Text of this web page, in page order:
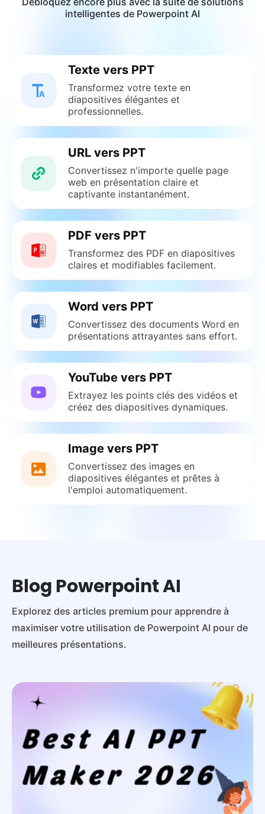
intelligentes de Powerpoint AI
Texte vers PPT
Transformez votre texte en
diapositives élégantes et
professionnelles.
URL vers PPT
Convertissez n'importe quelle page
web en présentation claire et
captivante instantanément.
PDF vers PPT
Transformez des PDF en diapositives
claires et modifiables facilement.
Word vers PPT
Convertissez des documents Word en
présentations attrayantes sans effort.
YouTube vers PPT
Extrayez les points clés des vidéos et
créez des diapositives dynamiques.
Image vers PPT
Convertissez des images en
diapositives élégantes et prêtes à
l'emploi automatiquement.
Blog Powerpoint AI
Explorez des articles premium pour apprendre à
maximiser votre utilisation de Powerpoint AI pour de
meilleures présentations.